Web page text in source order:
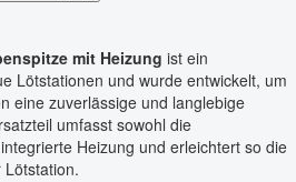
mit Heizung ist ein
Lötstationen und wurde entwickelt, um
eine zuverlässige und langlebige
umfasst sowohl die
Heizung und erleichtert so die